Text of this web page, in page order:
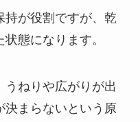
持が役割ですが、乾
態になります。
うねりや広がりが出
決まらないという原